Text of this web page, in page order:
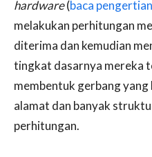
hardware(baca pengertian
melakukan perhitungan
diterima dan kemudian
tingkat dasarnya mereka
membentuk gerbang
alamat dan banyak
perhitungan.